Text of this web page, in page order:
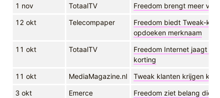
1 nov
TotaalTV
Freedom brengt meer
12 okt
Telecompaper
Freedom biedt Tweak-
opdoeken merknaam
11 okt
TotaalTV
Freedom Internet jaagt
korting
11 okt
MediaMagazine.nl
Tweak klanten krijgen
3 okt
Emerce
Freedom ziet belang